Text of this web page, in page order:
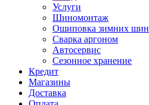
Услуги
Шиномонтаж
Ошиповка зимних шин
Сварка аргоном
Автосервис
Сезонное хранение
Кредит
Магазины
Доставка